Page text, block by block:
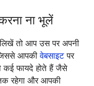
ना भूलें
तो आप उस पर अपनी
आपकीवेबसाइट पर
कई फायदे होते हैं जैसे
रहेगा और आपकी